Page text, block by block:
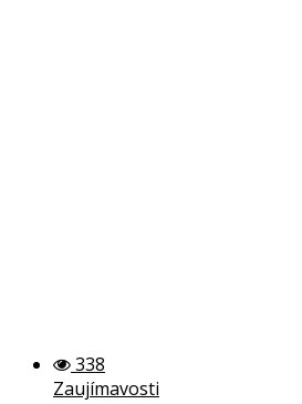
338
Zaujímavosti